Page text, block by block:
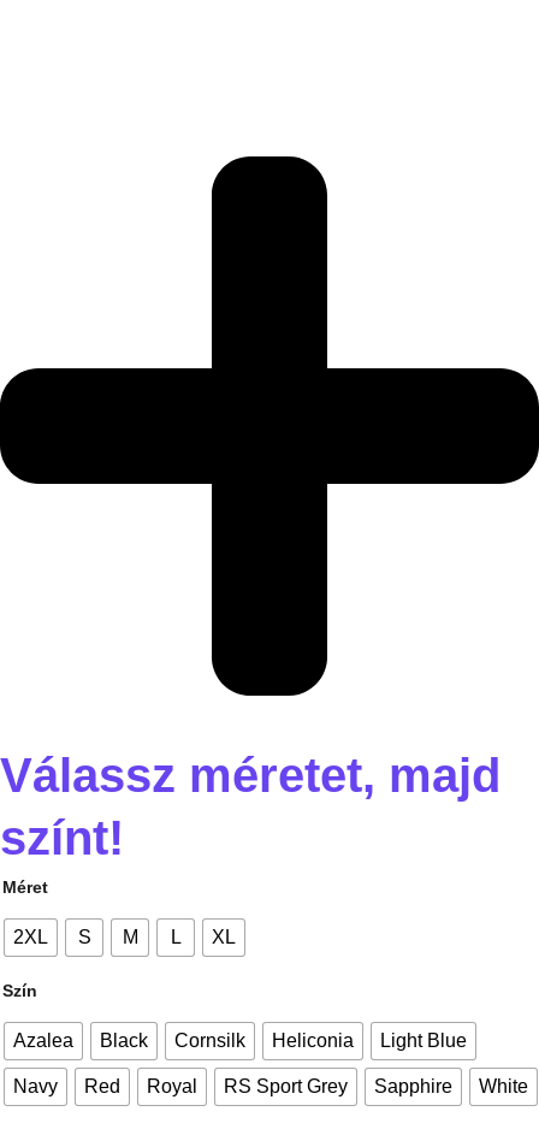
Válassz méretet, majd
színt!
Méret
2XL S M L XL
Szín
Azalea Black Cornsilk Heliconia Light Blue
Navy Red Royal RS Sport Grey Sapphire White